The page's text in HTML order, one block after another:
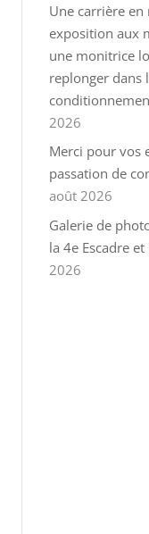
Une carrière
exposition aux
une monitrice
replonger dans
2026
Merci pour vos
passation de
août 2026
Galerie de
la 4e Escadre
2026